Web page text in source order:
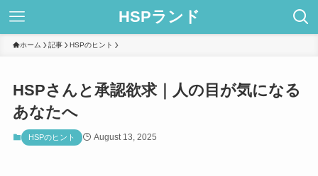
HSPランド
ホーム 記事 HSPのヒント
HSPさんと承認欲求｜人の目が気になる
あなたへ
HSPのヒント August 13, 2025